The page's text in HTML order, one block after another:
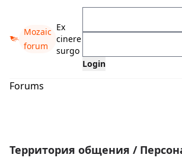
Mozaic
forum
Ex
cinere
surgo
Forums
Территория общения /